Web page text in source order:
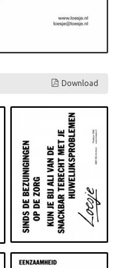
Download